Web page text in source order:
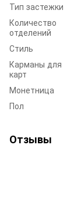
Тип застежки
Количество
отделений
Стиль
Карманы для
карт
Монетница
Пол
Отзывы